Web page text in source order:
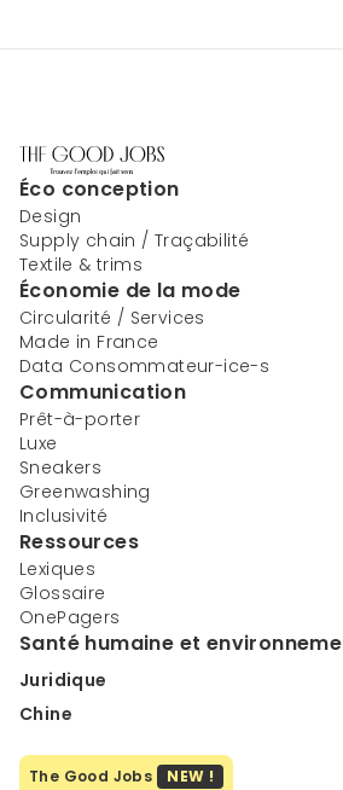
Éco conception
Design
Supply chain / Traçabilité
Textile & trims
Économie de la mode
Circularité / Services
Made in France
Data Consommateur-ice-s
Communication
Prêt-à-porter
Luxe
Sneakers
Greenwashing
Inclusivité
Ressources
Lexiques
Glossaire
OnePagers
Santé humaine et
Juridique
Chine
The Good Jobs NEW !